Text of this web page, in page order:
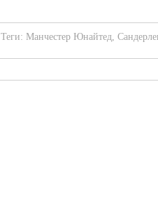
Теги: Манчестер Юнайтед,